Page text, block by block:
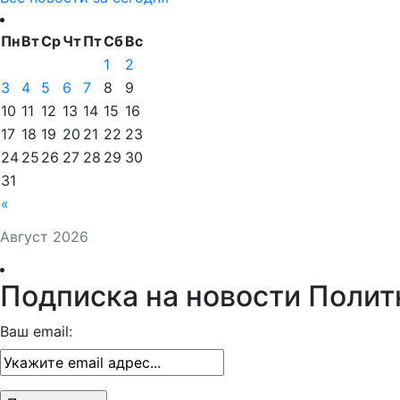
Август 2026
ПнВтСрЧтПтСбВс
«
1
2
3
4 5 6 7 8
9
10 11 12 13 14 15 16
17 18 19 20 21 22 23
24 25 26 27 28 29 30
31
Подписка на новости
Ваш email: